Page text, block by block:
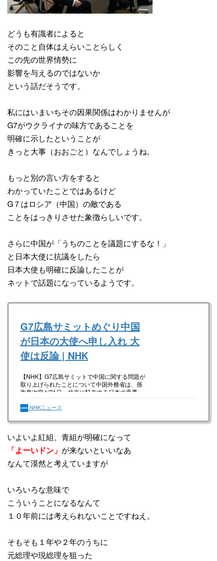
どうも有識者によると
そのこと自体はえらいことらしく
この先の世界情勢に
影響を与えるのではないか
という話だそうです。
私にはいまいちその因果関係はわかりませんが
G7がウクライナの味方であることを
明確に示したということが
きっと大事（おおごと）なんでしょうね。
もっと別の言い方をすると
わかっていたことではあるけど
G７はロシア（中国）の敵である
ことをはっきりさせた象徴らしいです。
さらに中国が「うちのことを議題にするな！」
と日本大使に抗議をしたら
日本大使も明確に反論したことが
ネットで話題になっているようです。
G7広島サミットめぐり中国
が日本の大使へ申し入れ 大
使は反論 | NHK
【NHK】G7広島サミットで中国に関する問題が
取り上げられたことについて中国外務省は、孫
衛東次官が21日、北京に駐在する日本の垂秀…
NHKニュース
いよいよ紅組、青組が明確になって
「よーいドン」 が来ないといいなあ
なんて漠然と考えていますが
いろいろな意味で
こういうことになるなんて
１０年前には考えられないことですねえ。
そもそも１年や２年のうちに
元総理や現総理を狙った